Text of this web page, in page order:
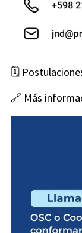
🗓️
🔗 Más